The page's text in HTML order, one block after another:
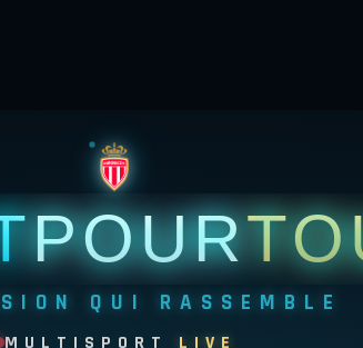
POUR
QUI RASSEMBLE
MULTISPORT LIVE